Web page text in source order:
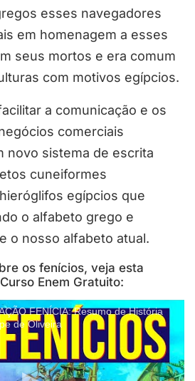
esses navegadores
em homenagem a esses
seus mortos e era comum
com motivos egípcios.
a comunicação e os
comerciais
novo sistema de escrita
cuneiformes
egípcios que
o alfabeto grego e
o nosso alfabeto atual.
os fenícios, veja esta
Enem Gratuito:
FENÍCIA: Resumo de História
de Oliveira